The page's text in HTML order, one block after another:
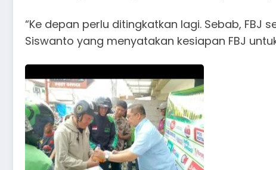
“Ke depan perlu ditingkatkan lagi. Sebab, FBJ
Siswanto yang menyatakan kesiapan FBJ